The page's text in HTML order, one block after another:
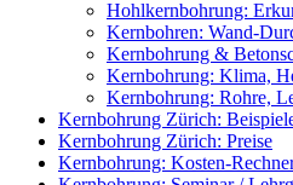
Hohlkernbohrung:
Kernbohren: Wand-
Kernbohrung &
Kernbohrung: Klima,
Kernbohrung: Rohre,
Kernbohrung Zürich:
Kernbohrung Zürich: Preise
Kernbohrung: Kosten-